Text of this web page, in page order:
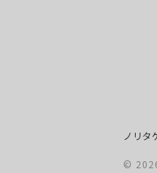
ノリタ
©